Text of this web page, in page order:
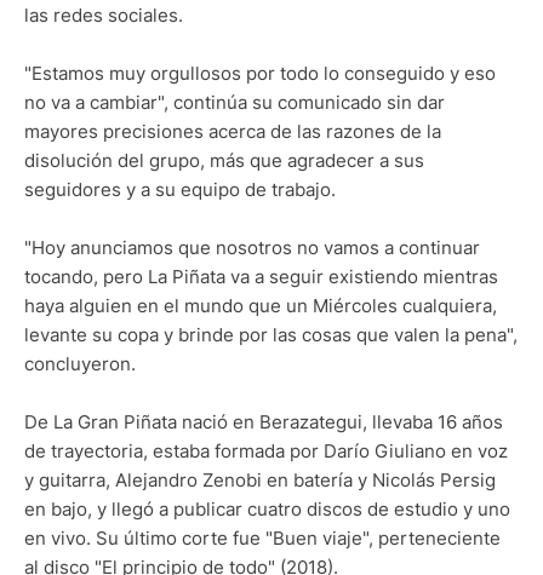
las redes sociales.
"Estamos muy orgullosos por todo lo conseguido y eso
no va a cambiar", continúa su comunicado sin dar
mayores precisiones acerca de las razones de la
disolución del grupo, más que agradecer a sus
seguidores y a su equipo de trabajo.
"Hoy anunciamos que nosotros no vamos a continuar
tocando, pero La Piñata va a seguir existiendo mientras
haya alguien en el mundo que un Miércoles cualquiera,
levante su copa y brinde por las cosas que valen la pena",
concluyeron.
De La Gran Piñata nació en Berazategui, llevaba 16 años
de trayectoria, estaba formada por Darío Giuliano en voz
y guitarra, Alejandro Zenobi en batería y Nicolás Persig
en bajo, y llegó a publicar cuatro discos de estudio y uno
en vivo. Su último corte fue "Buen viaje", perteneciente
al disco "El principio de todo" (2018).